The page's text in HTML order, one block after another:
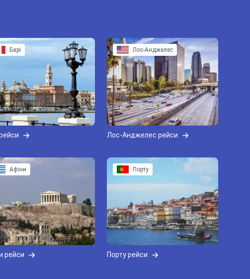
Барі Лос-Анджелес
Лос-Анджелес рейси
Афіни
рейси
Порту
Порту рейси